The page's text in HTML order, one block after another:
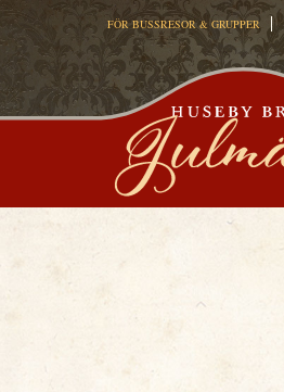
FÖR BUSSRESOR & GRUPPER